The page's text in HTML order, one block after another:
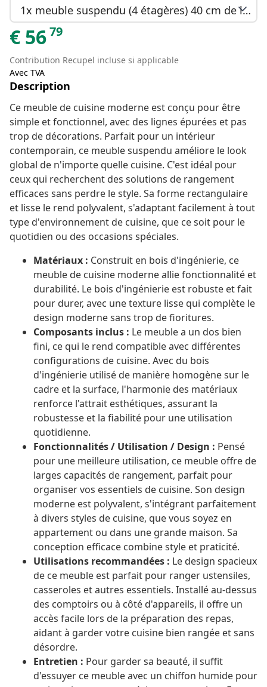
1x meuble suspendu (4 étagères) 40 cm de large 100 cm de haut
€ 5679
Contribution Recupel incluse si applicable
Avec TVA
Description
Ce meuble de cuisine moderne est conçu pour être
simple et fonctionnel, avec des lignes épurées et pas
trop de décorations. Parfait pour un intérieur
contemporain, ce meuble suspendu améliore le look
global de n'importe quelle cuisine. C'est idéal pour
ceux qui recherchent des solutions de rangement
efficaces sans perdre le style. Sa forme rectangulaire
et lisse le rend polyvalent, s'adaptant facilement à tout
type d'environnement de cuisine, que ce soit pour le
quotidien ou des occasions spéciales.
Matériaux : Construit en bois d'ingénierie, ce
meuble de cuisine moderne allie fonctionnalité et
durabilité. Le bois d'ingénierie est robuste et fait
pour durer, avec une texture lisse qui complète le
design moderne sans trop de fioritures.
Composants inclus : Le meuble a un dos bien
fini, ce qui le rend compatible avec différentes
configurations de cuisine. Avec du bois
d'ingénierie utilisé de manière homogène sur le
cadre et la surface, l'harmonie des matériaux
renforce l'attrait esthétiques, assurant la
robustesse et la fiabilité pour une utilisation
quotidienne.
Fonctionnalités / Utilisation / Design : Pensé
pour une meilleure utilisation, ce meuble offre de
larges capacités de rangement, parfait pour
organiser vos essentiels de cuisine. Son design
moderne est polyvalent, s'intégrant parfaitement
à divers styles de cuisine, que vous soyez en
appartement ou dans une grande maison. Sa
conception efficace combine style et praticité.
Utilisations recommandées : Le design spacieux
de ce meuble est parfait pour ranger ustensiles,
casseroles et autres essentiels. Installé au-dessus
des comptoirs ou à côté d'appareils, il offre un
accès facile lors de la préparation des repas,
aidant à garder votre cuisine bien rangée et sans
désordre.
Entretien : Pour garder sa beauté, il suffit
d'essuyer ce meuble avec un chiffon humide pour